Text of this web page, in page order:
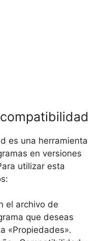
es una herramienta
en versiones
utilizar esta
el archivo de
que deseas
«Propiedades».